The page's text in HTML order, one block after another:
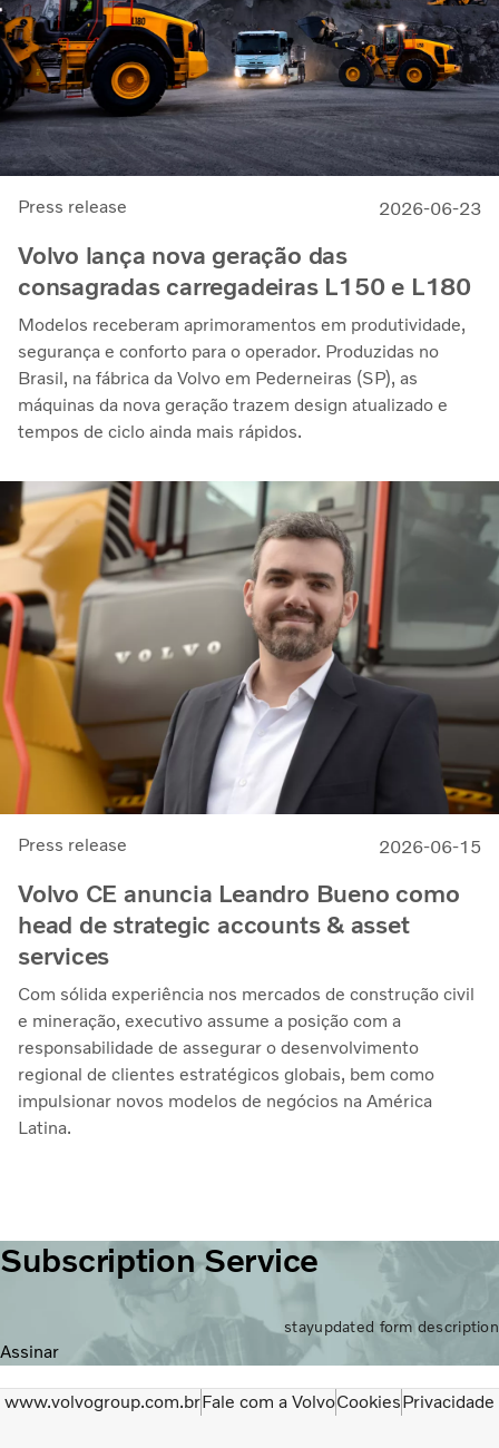
Press release 2026-06-23
Volvo lança nova geração das
consagradas carregadeiras L150 e L180
Modelos receberam aprimoramentos em produtividade,
segurança e conforto para o operador. Produzidas no
Brasil, na fábrica da Volvo em Pederneiras (SP), as
máquinas da nova geração trazem design atualizado e
tempos de ciclo ainda mais rápidos.
Press release 2026-06-15
Volvo CE anuncia Leandro Bueno como
head de strategic accounts & asset
services
Com sólida experiência nos mercados de construção civil
e mineração, executivo assume a posição com a
responsabilidade de assegurar o desenvolvimento
regional de clientes estratégicos globais, bem como
impulsionar novos modelos de negócios na América
Latina.
Subscription Service
stayupdated form description
Assinar
www.volvogroup.com.brFale com a VolvoCookiesPrivacidade